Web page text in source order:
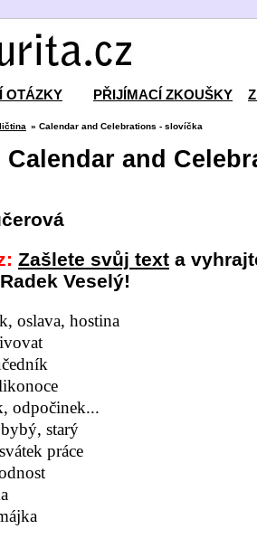
OTÁZKY PŘIJÍMACÍ ZKOUŠKY
» Calendar and Celebrations - slovíčka
and
Zašlete svůj text a
Veselý!
oslava, hostina
odpočinek...
starý
práce